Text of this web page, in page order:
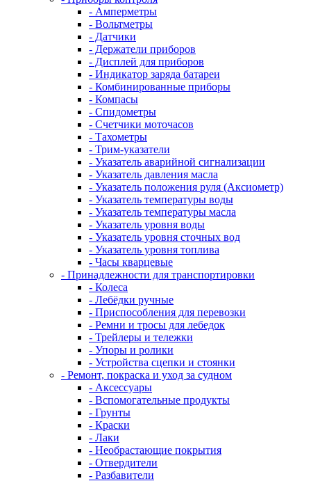
- Амперметры
- Вольтметры
- Датчики
- Держатели приборов
- Дисплей для приборов
- Индикатор заряда батареи
- Комбинированные приборы
- Компасы
- Спидометры
- Счетчики моточасов
- Тахометры
- Трим-указатели
- Указатель аварийной сигнализации
- Указатель давления масла
- Указатель положения руля (Аксиометр)
- Указатель температуры воды
- Указатель температуры масла
- Указатель уровня воды
- Указатель уровня сточных вод
- Указатель уровня топлива
- Часы кварцевые
- Принадлежности для транспортировки
- Колеса
- Лебёдки ручные
- Приспособления для перевозки
- Ремни и тросы для лебедок
- Трейлеры и тележки
- Упоры и ролики
- Устройства сцепки и стоянки
- Ремонт, покраска и уход за судном
- Аксессуары
- Вспомогательные продукты
- Грунты
- Краски
- Лаки
- Необрастающие покрытия
- Отвердители
- Разбавители